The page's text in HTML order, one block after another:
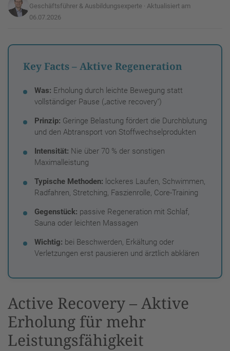
Geschäftsführer & Ausbildungsexperte · Aktualisiert am
06.07.2026
Key Facts – Aktive Regeneration
Was: Erholung durch leichte Bewegung statt
vollständiger Pause („active recovery")
Prinzip: Geringe Belastung fördert die Durchblutung
und den Abtransport von Stoffwechselprodukten
Intensität: Nie über 70 % der sonstigen
Maximalleistung
Typische Methoden: lockeres Laufen, Schwimmen,
Radfahren, Stretching, Faszienrolle, Core-Training
Gegenstück: passive Regeneration mit Schlaf,
Sauna oder leichten Massagen
Wichtig: bei Beschwerden, Erkältung oder
Verletzungen erst pausieren und ärztlich abklären
Active Recovery – Aktive
Erholung für mehr
Leistungsfähigkeit